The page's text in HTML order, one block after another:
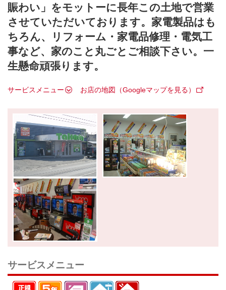
賑わい」をモットーに長年この土地で営業
させていただいております。家電製品はも
ちろん、リフォーム・家電品修理・電気工
事など、家のこと丸ごとご相談下さい。一
生懸命頑張ります。
サービスメニュー お店の地図（Googleマップを見る）
サービスメニュー